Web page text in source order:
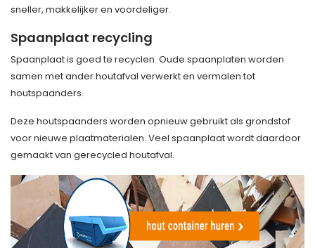
sneller, makkelijker en voordeliger.
Spaanplaat recycling
Spaanplaat is goed te recyclen. Oude spaanplaten worden
samen met ander houtafval verwerkt en vermalen tot
houtspaanders.
Deze houtspaanders worden opnieuw gebruikt als grondstof
voor nieuwe plaatmaterialen. Veel spaanplaat wordt daardoor
gemaakt van gerecycled houtafval.